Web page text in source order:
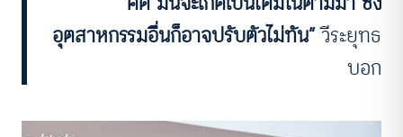
อุตสาหกรรมอื่นก็อาจปรับตัวไม่ทัน”วีระยุทธ
บอก